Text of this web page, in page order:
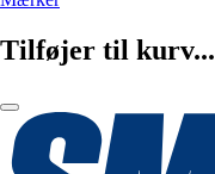
Tilføjer til kurv...